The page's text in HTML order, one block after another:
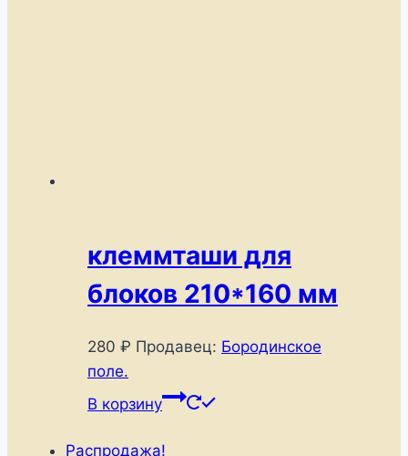
клеммташи для
блоков 210*160 мм
280 ₽ Продавец: Бородинское
поле.
В корзину
Распродажа!